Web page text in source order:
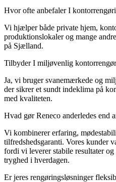
Hvor ofte anbefaler I
Vi hjælper både private hjem,
produktionslokaler og mange
på Sjælland.
Tilbyder I miljøvenlig
Ja, vi bruger svanemærkede og
der sikrer et sundt indeklima på
med kvaliteten.
Hvad gør Reneco anderledes end
Vi kombinerer erfaring,
tilfredshedsgaranti. Vores kunder
fordi vi leverer stabile resultater
tryghed i hverdagen.
Er jeres rengøringsløsninger